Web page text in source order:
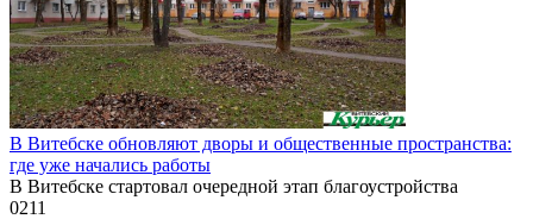
В Витебске обновляют дворы и общественные пространства:
где уже начались работы
В Витебске стартовал очередной этап благоустройства
0211